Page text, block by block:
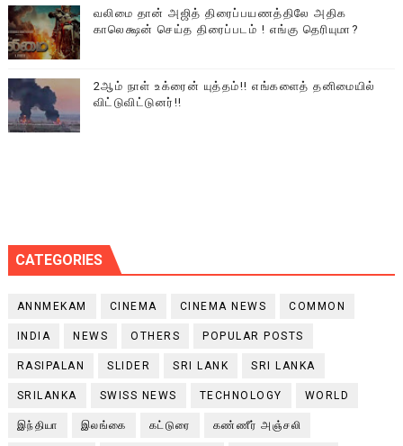
வலிமை தான் அஜித் திரைப்பயணத்திலே அதிக
காலெக்ஷன் செய்த திரைப்படம் ! எங்கு தெரியுமா?
2ஆம் நாள் உக்ரைன் யுத்தம்!! எங்களைத் தனிமையில்
விட்டுவிட்டுனர்!!
CATEGORIES
ANNMEKAM CINEMA CINEMA NEWS COMMON
INDIA NEWS OTHERS POPULAR POSTS
RASIPALAN SLIDER SRI LANK SRI LANKA
SRILANKA SWISS NEWS TECHNOLOGY WORLD
இந்தியா இலங்கை கட்டுரை கண்ணீர் அஞ்சலி